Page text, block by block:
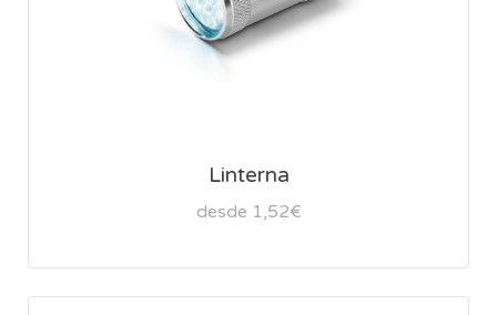
Linterna
desde 1,52€